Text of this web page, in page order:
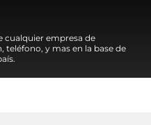
cualquier empresa de
teléfono, y mas en la base de